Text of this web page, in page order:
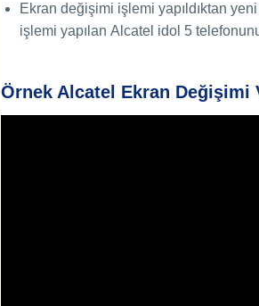
Ekran değişimi işlemi yapıldıktan
işlemi yapılan Alcatel idol 5
Örnek Alcatel Ekran Değişimi